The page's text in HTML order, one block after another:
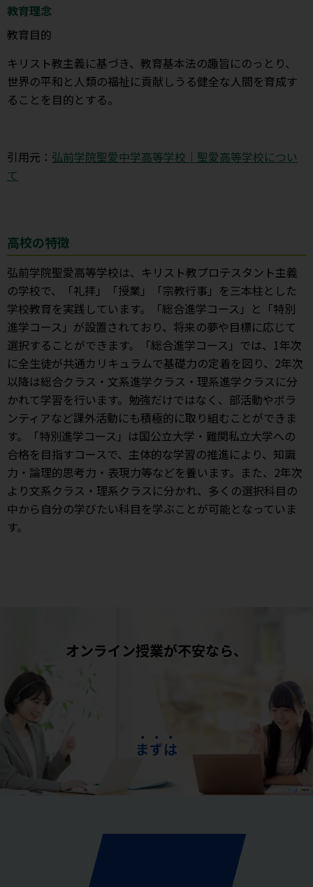
教育理念
教育目的
キリスト教主義に基づき、教育基本法の趣旨にのっとり、
世界の平和と人類の福祉に貢献しうる健全な人間を育成す
ることを目的とする。
引用元： 弘前学院聖愛中学高等学校｜聖愛高等学校につい
て
高校の特徴
弘前学院聖愛高等学校は、キリスト教プロテスタント主義
の学校で、「礼拝」「授業」「宗教行事」を三本柱とした
学校教育を実践しています。「総合進学コース」と「特別
進学コース」が設置されており、将来の夢や目標に応じて
選択することができます。「総合進学コース」では、1年次
に全生徒が共通カリキュラムで基礎力の定着を図り、2年次
以降は総合クラス・文系進学クラス・理系進学クラスに分
かれて学習を行います。勉強だけではなく、部活動やボラ
ンティアなど課外活動にも積極的に取り組むことができま
す。「特別進学コース」は国公立大学・難関私立大学への
合格を目指すコースで、主体的な学習の推進により、知識
力・論理的思考力・表現力等などを養います。また、2年次
より文系クラス・理系クラスに分かれ、多くの選択科目の
中から自分の学びたい科目を学ぶことが可能となっていま
す。
オンライン授業が不安なら、
まず は